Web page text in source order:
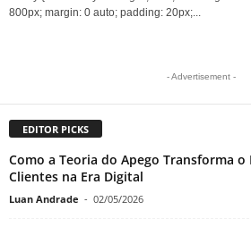
800px; margin: 0 auto; padding: 20px;...
- Advertisement -
EDITOR PICKS
Como a Teoria do Apego Transforma o
Clientes na Era Digital
Luan Andrade - 02/05/2026